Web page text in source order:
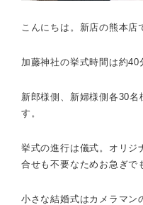
こんにちは。新店の熊本店
加藤神社の挙式時間は約40
新郎様側、新婦様側各30
す。
挙式の進行は儀式。オリジ
合せも不要なためお急ぎで
小さな結婚式はカメラマン